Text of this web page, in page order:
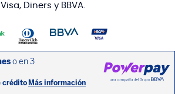
Diners y BBVA.